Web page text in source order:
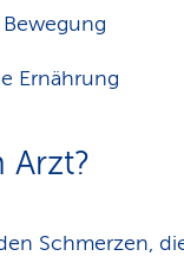
Ernährung
Arzt?
Schmerzen,